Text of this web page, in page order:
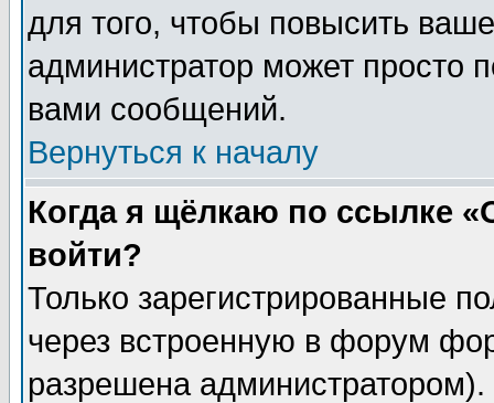
для того, чтобы повысить
администратор может просто
вами сообщений.
Вернуться к началу
Когда я щёлкаю по ссылке
войти?
Только зарегистрированные
через встроенную в форум
разрешена